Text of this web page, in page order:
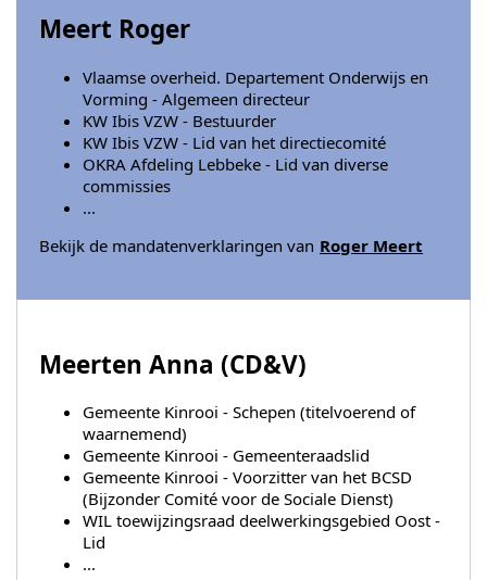
Meert Roger
Vlaamse overheid. Departement Onderwijs en
Vorming - Algemeen directeur
KW Ibis VZW - Bestuurder
KW Ibis VZW - Lid van het directiecomité
OKRA Afdeling Lebbeke - Lid van diverse
commissies
...
Bekijk de mandatenverklaringen van Roger Meert
Meerten Anna (CD&V)
Gemeente Kinrooi - Schepen (titelvoerend of
waarnemend)
Gemeente Kinrooi - Gemeenteraadslid
Gemeente Kinrooi - Voorzitter van het BCSD
(Bijzonder Comité voor de Sociale Dienst)
WIL toewijzingsraad deelwerkingsgebied Oost -
Lid
...